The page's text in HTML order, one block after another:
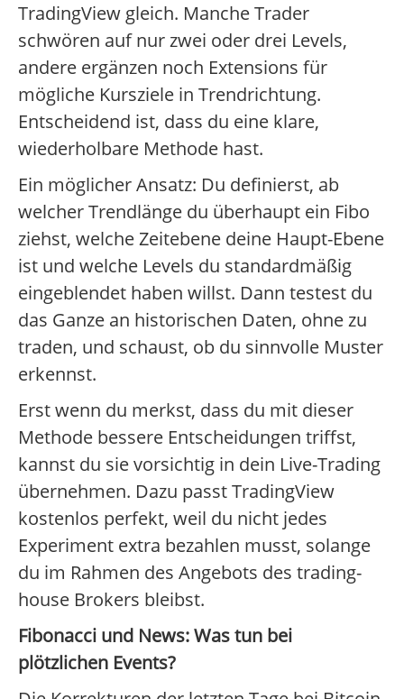
TradingView gleich. Manche Trader
schwören auf nur zwei oder drei Levels,
andere ergänzen noch Extensions für
mögliche Kursziele in Trendrichtung.
Entscheidend ist, dass du eine klare,
wiederholbare Methode hast.
Ein möglicher Ansatz: Du definierst, ab
welcher Trendlänge du überhaupt ein Fibo
ziehst, welche Zeitebene deine Haupt-Ebene
ist und welche Levels du standardmäßig
eingeblendet haben willst. Dann testest du
das Ganze an historischen Daten, ohne zu
traden, und schaust, ob du sinnvolle Muster
erkennst.
Erst wenn du merkst, dass du mit dieser
Methode bessere Entscheidungen triffst,
kannst du sie vorsichtig in dein Live-Trading
übernehmen. Dazu passt TradingView
kostenlos perfekt, weil du nicht jedes
Experiment extra bezahlen musst, solange
du im Rahmen des Angebots des trading-
house Brokers bleibst.
Fibonacci und News: Was tun bei
plötzlichen Events?